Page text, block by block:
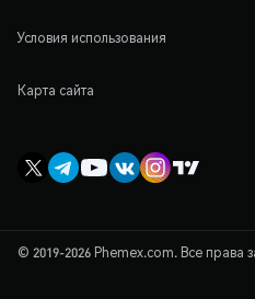
Условия использования
Карта сайта
© 2019-2026 Phemex.com. Все права